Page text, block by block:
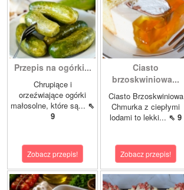
Przepis na ogórki...
Chrupiące i
orzeźwiające ogórki
małosolne, które są... ⇖
9
Zobacz przepis!
Ciasto
brzoskwiniowa...
Ciasto Brzoskwiniowa
Chmurka z ciepłymi
lodami to lekki... ⇖ 9
Zobacz przepis!